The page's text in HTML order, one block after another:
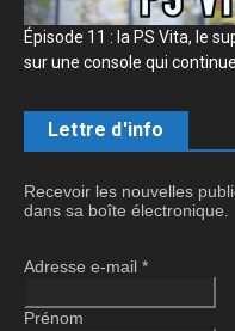
Épisode 11 : la PS Vita, le
sur une console qui
Lettre d'info
Recevoir les nouvelles
dans sa boîte électronique.
Adresse e-mail *
Prénom